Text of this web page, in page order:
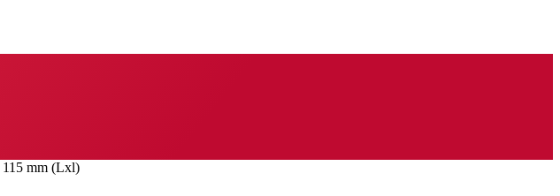
115 mm (Lxl)